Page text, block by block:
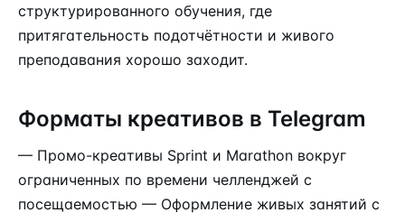
структурированного обучения, где
притягательность подотчётности и живого
преподавания хорошо заходит.
Форматы креативов в Telegram
— Промо-креативы Sprint и Marathon вокруг
ограниченных по времени челленджей с
посещаемостью — Оформление живых занятий с